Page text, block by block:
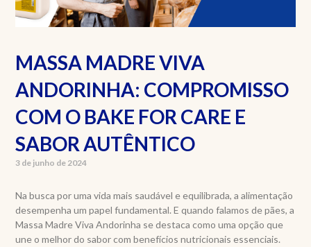
MASSA MADRE VIVA
ANDORINHA: COMPROMISSO
COM O BAKE FOR CARE E
SABOR AUTÊNTICO
3 de junho de 2024
Na busca por uma vida mais saudável e equilibrada, a alimentação
desempenha um papel fundamental. E quando falamos de pães, a
Massa Madre Viva Andorinha se destaca como uma opção que
une o melhor do sabor com benefícios nutricionais essenciais.